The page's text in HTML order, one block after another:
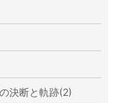
決断と軌跡(2)